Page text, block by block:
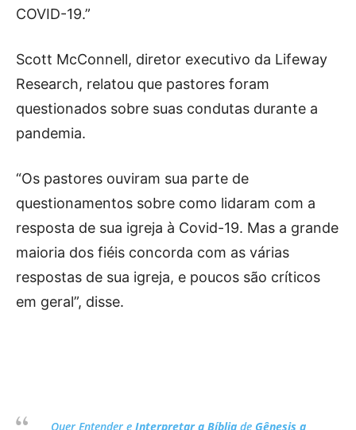
COVID-19.”
Scott McConnell, diretor executivo da Lifeway
Research, relatou que pastores foram
questionados sobre suas condutas durante a
pandemia.
“Os pastores ouviram sua parte de
questionamentos sobre como lidaram com a
resposta de sua igreja à Covid-19. Mas a grande
maioria dos fiéis concorda com as várias
respostas de sua igreja, e poucos são críticos
em geral”, disse.
Quer Entender e Interpretar a Bíbliade Gênesis a